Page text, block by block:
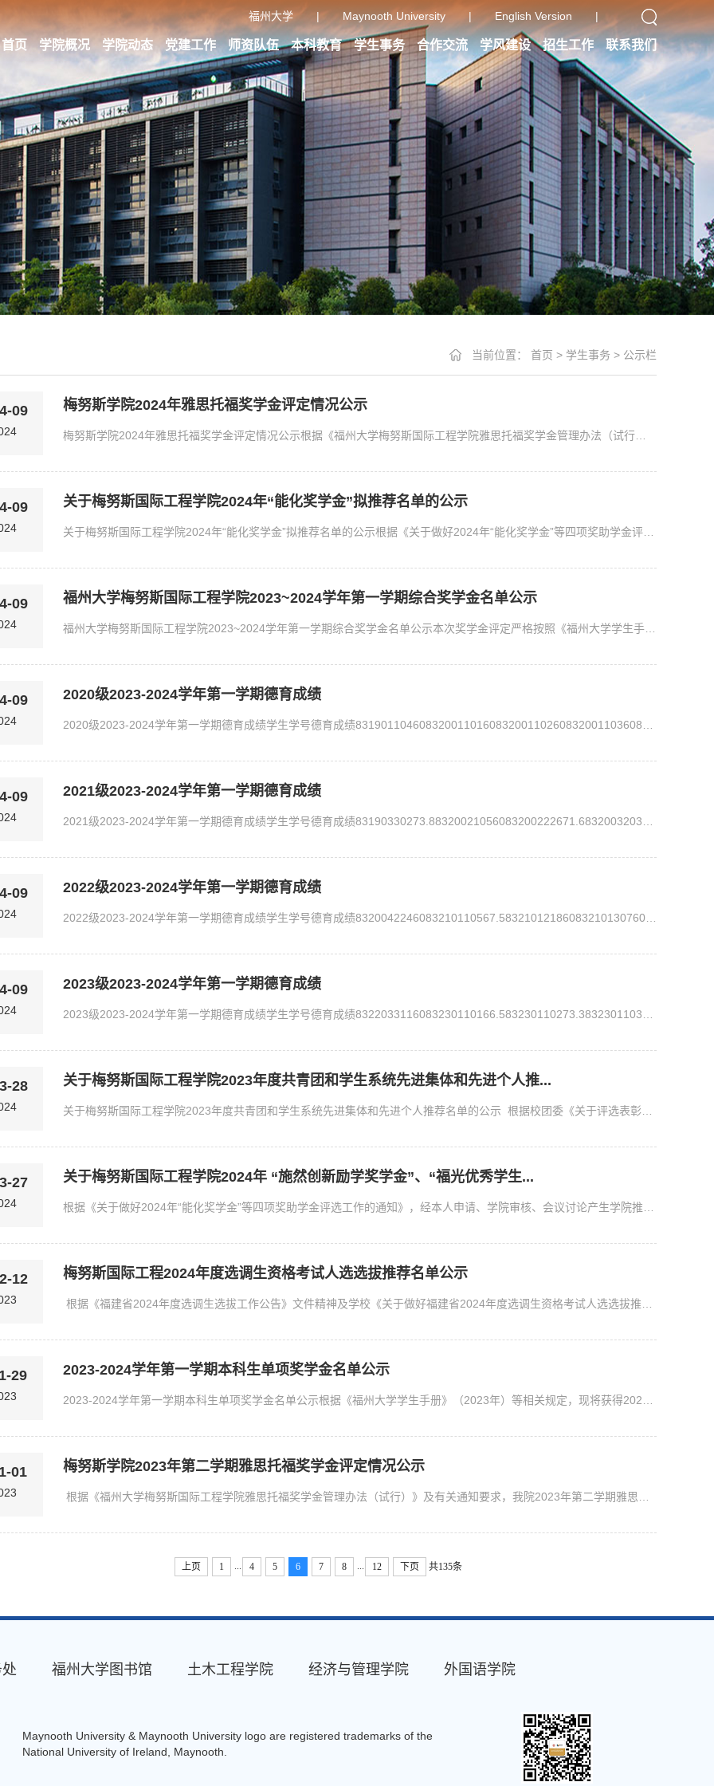
福州大学 | Maynooth University | English Version |
首页 学院概况 学院动态 党建工作 师资队伍 本科教育 学生事务 合作交流 学风建设 招生工作 联系我们
当前位置： 首页 > 学生事务 > 公示栏
09 梅努斯学院2024年雅思托福奖学金评定情况公示
09 关于梅努斯国际工程学院2024年“能化奖学金”拟推荐名单的公示
09 福州大学梅努斯国际工程学院2023~2024学年第一学期综合奖学金名单公示
09 2020级2023-2024学年第一学期德育成绩
09 2021级2023-2024学年第一学期德育成绩
09 2022级2023-2024学年第一学期德育成绩
09 2023级2023-2024学年第一学期德育成绩
28 关于梅努斯国际工程学院2023年度共青团和学生系统先进集体和先进个人推...
27 关于梅努斯国际工程学院2024年 “施然创新励学奖学金”、“福光优秀学生...
12 梅努斯国际工程2024年度选调生资格考试人选选拔推荐名单公示
29 2023-2024学年第一学期本科生单项奖学金名单公示
01 梅努斯学院2023年第二学期雅思托福奖学金评定情况公示
上页 1 4 5 6 7 8 12 下页 共135条
福州大学图书馆 土木工程学院 经济与管理学院 外国语学院
Maynooth University & Maynooth University logo are registered trademarks of the
National University of Ireland, Maynooth.